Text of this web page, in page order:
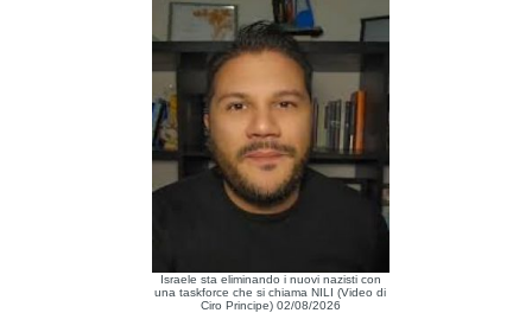
Israele sta eliminando i nuovi nazisti con
una taskforce che si chiama NILI (Video di
Ciro Principe) 02/08/2026